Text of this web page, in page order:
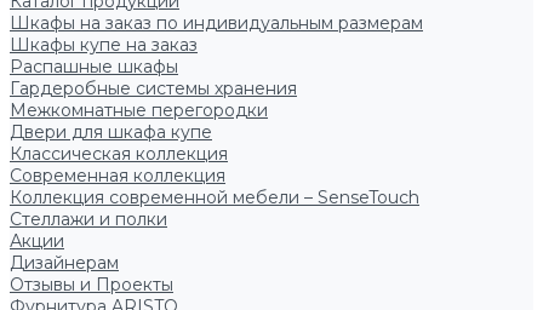
Шкафы на заказ по индивидуальным размерам
Шкафы купе на заказ
Распашные шкафы
Гардеробные системы хранения
Межкомнатные перегородки
Двери для шкафа купе
Классическая коллекция
Современная коллекция
Коллекция современной мебели – SenseTouch
Стеллажи и полки
Акции
Дизайнерам
Отзывы и Проекты